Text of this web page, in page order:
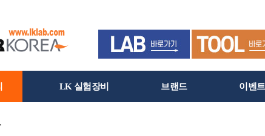
LK 실험장비 브랜드 이벤트